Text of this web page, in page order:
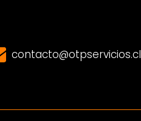
contacto@otpservicios.cl